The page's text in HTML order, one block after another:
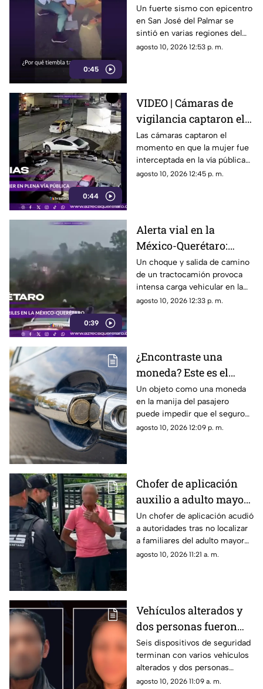
0:45
analizan la alta
actividad sísmica y los
riesgos en la región
Un fuerte sismo con epicentro
en San José del Palmar se
sintió en varias regiones del
país colombiano
agosto 10, 2026 12:53 p. m.
0:44
VIDEO | Cámaras de
vigilancia captaron el
momento que agred3n
a mujer durante asalt0
nocturno
Las cámaras captaron el
momento en que la mujer fue
interceptada en la vía pública
para despojarla de sus
agosto 10, 2026 12:45 p. m.
0:39
Alerta vial en la
México-Querétaro:
reducción de carriles
provoca avance lento
hoy
Un choque y salida de camino
de un tractocamión provoca
intensa carga vehicular en la
México-Querétaro
agosto 10, 2026 12:33 p. m.
¿Encontraste una
moneda? Este es el
truco que busca
vulnerar a las personas
en la calle
Un objeto como una moneda
en la manija del pasajero
puede impedir que el seguro
eléctrico cierre de forma
agosto 10, 2026 12:09 p. m.
Chofer de aplicación
auxilio a adulto mayor
desorientado en
Querétaro y moviliza a
las autoridades
Un chofer de aplicación acudió
a autoridades tras no localizar
a familiares del adulto mayor
en el domicilio de destino
agosto 10, 2026 11:21 a. m.
Vehículos alterados y
dos personas fueron
asegurados en
Querétaro
Seis dispositivos de seguridad
terminan con varios vehículos
alterados y dos personas
aseguradas
agosto 10, 2026 11:09 a. m.